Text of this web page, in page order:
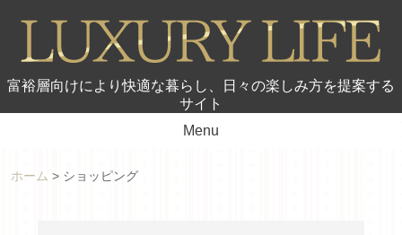
富裕層向けにより快適な暮らし、日々の楽しみ方を提案する
サイト
Menu
ホーム > ショッピング